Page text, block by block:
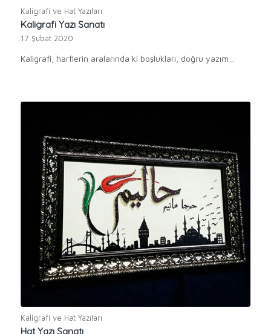
Kaligrafi ve Hat Yazıları
Kaligrafi Yazı Sanatı
17 Şubat 2020
Kaligrafi, harflerin aralarında ki boşlukları, doğru yazım…
Kaligrafi ve Hat Yazıları
Hat Yazı Sanatı